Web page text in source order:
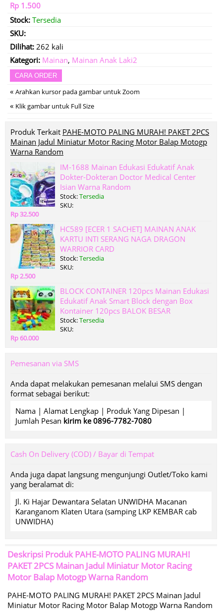
Rp 1.500
Stock: Tersedia
SKU:
Dilihat: 262 kali
Kategori: Mainan, Mainan Anak Laki2
CARA ORDER
« Arahkan kursor pada gambar untuk Zoom
« Klik gambar untuk Full Size
Produk Terkait PAHE-MOTO PALING MURAH! PAKET 2PCS
Mainan Jadul Miniatur Motor Racing Motor Balap Motogp
Warna Random
IM-1688 Mainan Edukasi Edukatif Anak
Dokter-Dokteran Doctor Medical Center
Isian Warna Random
Stock:Tersedia
SKU:
Rp 32.500
HC589 [ECER 1 SACHET] MAINAN ANAK
KARTU INTI SERANG NAGA DRAGON
WARRIOR CARD
Stock:Tersedia
SKU:
Rp 2.500
BLOCK CONTAINER 120pcs Mainan Edukasi
Edukatif Anak Smart Block dengan Box
Kontainer 120pcs BALOK BESAR
Stock:Tersedia
SKU:
Rp 60.000
Pemesanan via SMS
Anda dapat melakukan pemesanan melalui SMS dengan
format sebagai berikut:
Nama | Alamat Lengkap | Produk Yang Dipesan |
Jumlah Pesan kirim ke 0896-7782-7080
Cash On Delivery (COD) / Bayar di Tempat
Anda juga dapat langsung mengunjungi Outlet/Toko kami
yang beralamat di:
Jl. Ki Hajar Dewantara Selatan UNWIDHA Macanan
Karanganom Klaten Utara (samping LKP KEMBAR cab
UNWIDHA)
Deskripsi ProdukPAHE-MOTO PALING MURAH!
PAKET 2PCS Mainan Jadul Miniatur Motor Racing
Motor Balap Motogp Warna Random
PAHE-MOTO PALING MURAH! PAKET 2PCS Mainan Jadul
Miniatur Motor Racing Motor Balap Motogp Warna Random